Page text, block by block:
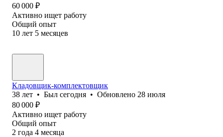
60 000 ₽
Активно ищет работу
Общий опыт
10 лет 5 месяцев
Кладовщик-комплектовщик
38 лет • Был сегодня • Обновлено 28 июля
80 000 ₽
Активно ищет работу
Общий опыт
2 года 4 месяца